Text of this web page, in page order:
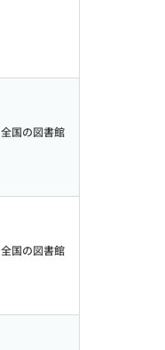
全国の図書館
全国の図書館